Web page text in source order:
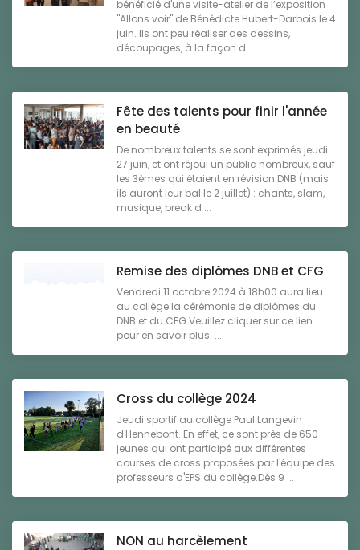
bénéficié d'une visite-atelier de l’exposition
"Allons voir" de Bénédicte Hubert-Darbois le 4
juin. Ils ont peu réaliser des dessins,
découpages, à la façon d ...
Fête des talents pour finir l'année
en beauté
De nombreux talents se sont exprimés jeudi
27 juin, et ont réjoui un public nombreux, sauf
les 3èmes qui étaient en révision DNB (mais
ils auront leur bal le 2 juillet) : chants, slam,
musique, break d ...
Remise des diplômes DNB et CFG
Vendredi 11 octobre 2024 à 18h00 aura lieu
au collège la cérémonie de diplômes du
DNB et du CFG.Veuillez cliquer sur ce lien
pour en savoir plus. ...
Cross du collège 2024
Jeudi sportif au collège Paul Langevin
d'Hennebont. En effet, ce sont près de 650
jeunes qui ont participé aux différentes
courses de cross proposées par l'équipe des
professeurs d'EPS du collège.Dès 9 ...
NON au harcèlement